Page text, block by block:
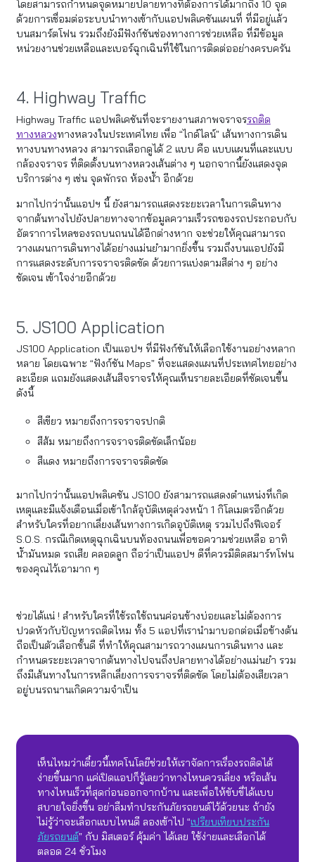
โดยสามารถกำหนดจุดหมายปลายทางที่ต้องการได้มากถึง 10 จุด
ด้วยการเชื่อมต่อระบบนำทางเข้ากับแอปพลิเคชันแผนที่ ที่มีอยู่แล้ว
บนสมาร์ตโฟน รวมถึงยังมีฟังก์ชันช่องทางการช่วยเหลือ ที่มีข้อมูล
หน่วยงานช่วยเหลือและเบอร์ฉุกเฉินที่ใช้ในการติดต่ออย่างครบครัน
4. Highway Traffic
Highway Traffic แอปพลิเคชันที่จะรายงานสภาพจราจรรถติด
ทางหลวงทางหลวงในประเทศไทย เพื่อ “ไกด์ไลน์” เส้นทางการเดิน
ทางบนทางหลวง สามารถเลือกดูได้ 2 แบบ คือ แบบแผนที่และแบบ
กล้องจราจร ที่ติดตั้งบนทางหลวงเส้นต่าง ๆ นอกจากนี้ยังแสดงจุด
บริการต่าง ๆ เช่น จุดพักรถ ห้องน้ำ อีกด้วย
มากไปกว่านั้นแอปฯ นี้ ยังสามารถแสดงระยะเวลาในการเดินทาง
จากต้นทางไปยังปลายทางจากข้อมูลความเร็วรถของรถประกอบกับ
อัตราการไหลของรถบนถนนได้อีกต่างหาก จะช่วยให้คุณสามารถ
วางแผนการเดินทางได้อย่างแม่นยำมากยิ่งขึ้น รวมถึงบนแอปยังมี
การแสดงระดับการจราจรติดขัด ด้วยการแบ่งตามสีต่าง ๆ อย่าง
ชัดเจน เข้าใจง่ายอีกด้วย
5. JS100 Application
JS100 Application เป็นแอปฯ ที่มีฟังก์ชันให้เลือกใช้งานอย่างหลาก
หลาย โดยเฉพาะ “ฟังก์ชัน Maps” ที่จะแสดงแผนที่ประเทศไทยอย่าง
ละเอียด แถมยังแสดงเส้นสีจราจรให้คุณเห็นรายละเอียดที่ชัดเจนขึ้น
ดังนี้
สีเขียว หมายถึงการจราจรปกติ
สีส้ม หมายถึงการจราจรติดขัดเล็กน้อย
สีแดง หมายถึงการจราจรติดขัด
มากไปกว่านั้นแอปพลิเคชัน JS100 ยังสามารถแสดงตำแหน่งที่เกิด
เหตุและมีแจ้งเตือนเมื่อเข้าใกล้อุบัติเหตุล่วงหน้า 1 กิโลเมตรอีกด้วย
สำหรับใครที่อยากเลี่ยงเส้นทางการเกิดอุบัติเหตุ รวมไปถึงฟีเจอร์
S.O.S. กรณีเกิดเหตุฉุกเฉินบนท้องถนนเพื่อขอความช่วยเหลือ อาทิ
น้ำมันหมด รถเสีย คลอดลูก ถือว่าเป็นแอปฯ ดีที่ควรมีติดสมาร์ทโฟน
ของคุณไว้เอามาก ๆ
ช่วยได้แน่ ! สำหรับใครที่ใช้รถใช้ถนนค่อนข้างบ่อยและไม่ต้องการ
ปวดหัวกับปัญหารถติดไหม ทั้ง 5 แอปที่เรานำมาบอกต่อเมื่อข้างต้น
ถือเป็นตัวเลือกชั้นดี ที่ทำให้คุณสามารถวางแผนการเดินทาง และ
กำหนดระยะเวลาจากต้นทางไปจนถึงปลายทางได้อย่างแม่นยำ รวม
ถึงมีเส้นทางในการหลีกเลี่ยงการจราจรที่ติดขัด โดยไม่ต้องเสียเวลา
อยู่บนรถนานเกิดความจำเป็น
เห็นไหมว่าเดี๋ยวนี้เทคโนโลยีช่วยให้เราจัดการเรื่องรถติดได้
ง่ายขึ้นมาก แค่เปิดแอปก็รู้เลยว่าทางไหนควรเลี่ยง หรือเส้น
ทางไหนเร็วที่สุดก่อนออกจากบ้าน และเพื่อให้ขับขี่ได้แบบ
สบายใจยิ่งขึ้น อย่าลืมทำประกันภัยรถยนต์ไว้ด้วยนะ ถ้ายัง
ไม่รู้ว่าจะเลือกแบบไหนดี ลองเข้าไป “เปรียบเทียบประกัน
ภัยรถยนต์” กับ มิสเตอร์ คุ้มค่า ได้เลย ใช้ง่ายและเลือกได้
ตลอด 24 ชั่วโมง